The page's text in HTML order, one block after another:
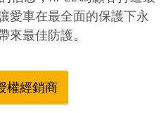
愛車在最全面的保護下永
來最佳防護。
權經銷商